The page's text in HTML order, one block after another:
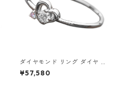
ダイヤモンド リング ダイヤ ア
イスブルーダイヤ 合計0.06ct
10号 プラチナ Pt950 ハート
¥57,580